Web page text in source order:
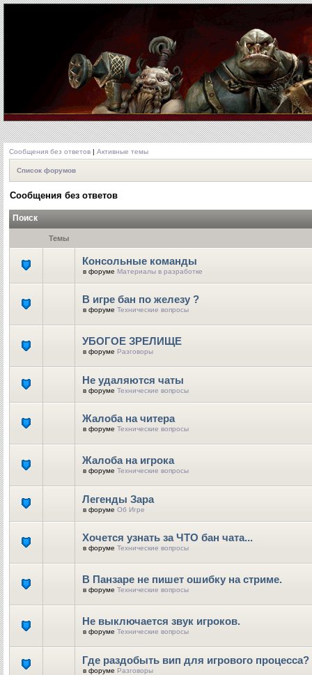
Сообщения без ответов | Активные темы
Список форумов
Сообщения без ответов
Поиск
Темы
Консольные команды
в форуме Материалы в разработке
В игре бан по железу ?
в форуме Технические вопросы
УБОГОЕ ЗРЕЛИЩЕ
в форуме Разговоры
Не удаляются чаты
в форуме Технические вопросы
Жалоба на читера
в форуме Технические вопросы
Жалоба на игрока
в форуме Технические вопросы
Легенды Зара
в форуме Об Игре
Хочется узнать за ЧТО бан чата...
в форуме Технические вопросы
В Панзаре не пишет ошибку на стриме.
в форуме Технические вопросы
Не выключается звук игроков.
в форуме Технические вопросы
Где раздобыть вип для игрового процесса?
в форуме Разговоры